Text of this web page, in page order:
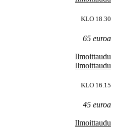
KLO 18.30
65 euroa
Ilmoittaudu
Ilmoittaudu
KLO 16.15
45 euroa
Ilmoittaudu